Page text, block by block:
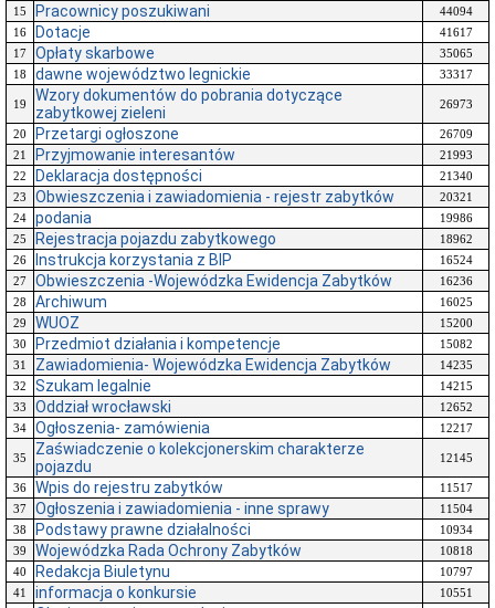
15
Pracownicy poszukiwani
44094
16
Dotacje
41617
17
Opłaty skarbowe
35065
18
dawne województwo legnickie 33317
19
Wzory dokumentów do pobrania dotyczące
zabytkowej zieleni
26973
20 Przetargi ogłoszone
26709
21
Przyjmowanie interesantów
21993
22
Deklaracja dostępności
21340
23
Obwieszczenia i zawiadomienia - rejestr zabytków
20321
24
podania
19986
25
Rejestracja pojazdu zabytkowego
18962
26
Instrukcja korzystania z BIP
16524
27
Obwieszczenia -Wojewódzka Ewidencja Zabytków
16236
28
Archiwum
16025
29
WUOZ
15200
30
Przedmiot działania i kompetencje
15082
31
Zawiadomienia- Wojewódzka Ewidencja Zabytków
14235
32
Szukam legalnie
14215
33
Oddział wrocławski
12652
34
Ogłoszenia- zamówienia 12217
35
Zaświadczenie o kolekcjonerskim charakterze
pojazdu
12145
36 Wpis do rejestru zabytków
11517
37
Ogłoszenia i zawiadomienia - inne sprawy
11504
38
Podstawy prawne działalności
10934
39
Wojewódzka Rada Ochrony Zabytków
10818
40
Redakcja Biuletynu
10797
41
informacja o konkursie
10551